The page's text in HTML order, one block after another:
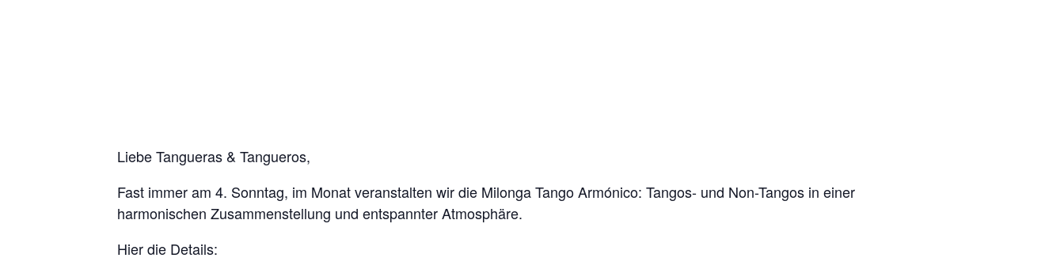
Liebe Tangueras & Tangueros,
Fast immer am 4. Sonntag, im Monat veranstalten wir die Milonga Tango Armónico: Tangos- und Non-Tangos in einer
harmonischen Zusammenstellung und entspannter Atmosphäre.
Hier die Details: